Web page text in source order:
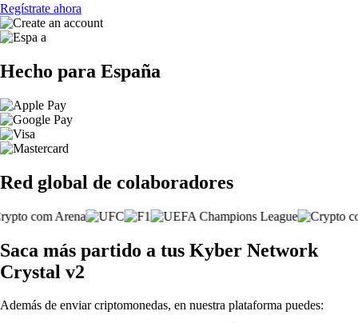
Regístrate ahora
Hecho para España
Red global de colaboradores
Saca más partido a tus Kyber Network
Crystal v2
Además de enviar criptomonedas, en nuestra plataforma puedes: